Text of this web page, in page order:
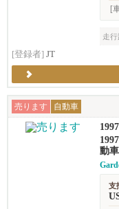
[
走
[登録者] JT
売ります 自動車
動
支